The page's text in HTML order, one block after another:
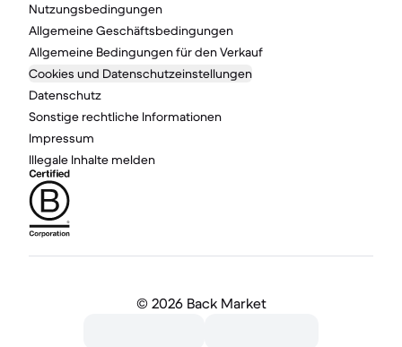
Nutzungsbedingungen
Allgemeine Geschäftsbedingungen
Allgemeine Bedingungen für den Verkauf
Cookies und Datenschutzeinstellungen
Datenschutz
Sonstige rechtliche Informationen
Impressum
Illegale Inhalte melden
© 2026 Back Market